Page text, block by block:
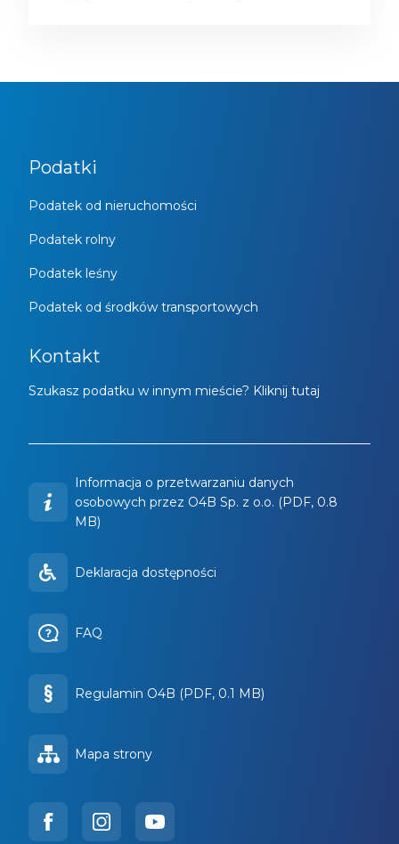
Podatki
Podatek od nieruchomości
Podatek rolny
Podatek leśny
Podatek od środków transportowych
Kontakt
Szukasz podatku w innym mieście? Kliknij tutaj
Informacja o przetwarzaniu danych
osobowych przez O4B Sp. z o.o. (PDF, 0.8
MB)
Deklaracja dostępności
FAQ
Regulamin O4B (PDF, 0.1 MB)
Mapa strony